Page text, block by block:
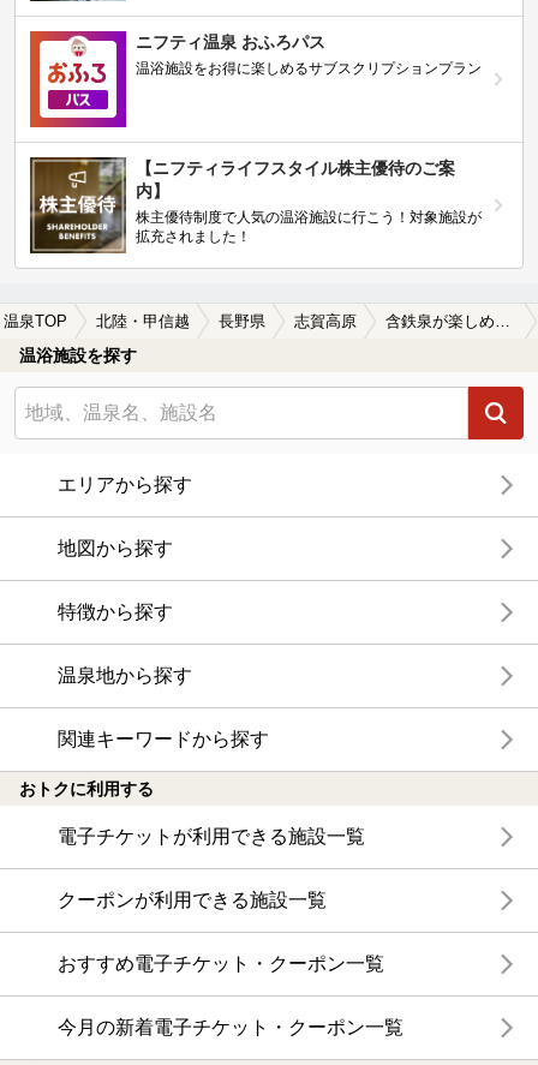
ニフティ温泉 おふろパス
温浴施設をお得に楽しめるサブスクリプションプラン
【ニフティライフスタイル株主優待のご案
内】
株主優待制度で人気の温浴施設に行こう！対象施設が
拡充されました！
温泉TOP 北陸・甲信越 長野県 志賀高原
温浴施設を探す
エリアから探す
地図から探す
特徴から探す
温泉地から探す
関連キーワードから探す
おトクに利用する
電子チケットが利用できる施設一覧
クーポンが利用できる施設一覧
おすすめ電子チケット・クーポン一覧
今月の新着電子チケット・クーポン一覧